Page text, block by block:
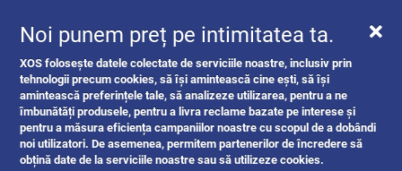
Noi punem preț pe intimitatea ta.
XOS folosește datele colectate de serviciile noastre, inclusiv prin
tehnologii precum cookies, să își amintească cine ești, să își
amintească preferințele tale, să analizeze utilizarea, pentru a ne
îmbunătăți produsele, pentru a livra reclame bazate pe interese și
pentru a măsura eficiența campaniilor noastre cu scopul de a dobândi
noi utilizatori. De asemenea, permitem partenerilor de încredere să
obțină date de la serviciile noastre sau să utilizeze cookies.